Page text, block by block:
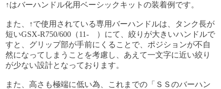
↑はバーハンドル化用ベーシックキットの装着例です。
また、↑で使用されている専用バーハンドルは、タンク長が
短いGSX-R750/600（11- ）にて、絞りが大きいハンドルで
すと、グリップ部が手前にくることで、ポジションが不自
然になってしまうことを考慮し、あえて一文字に近い絞り
が少ない設計となっております。
また、高さも極端に低い為、これまでの「ＳＳのバーハン